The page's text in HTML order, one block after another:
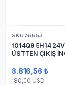
SKU26653
1014Q9 5H14
ÜSTTEN ÇIKIŞ
(SANDEN) KLİMA
KOMPRESÖRÜ
8.816,56 ₺
180,00 USD